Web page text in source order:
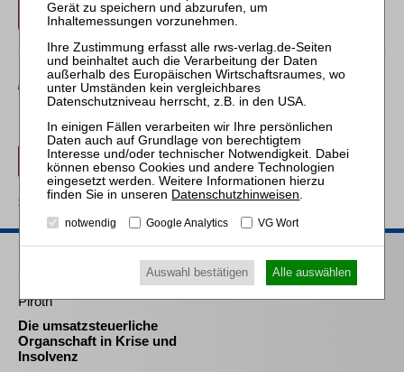
Beitrag für 21,90 € inkl. 7 % MwSt. kaufen
PayPal .
Beitrag für 21,90 € inkl. 7 % MwSt. kaufen
zurück
Passende Bücher
Piroth
Die umsatzsteuerliche
Organschaft in Krise und
Insolvenz
Datenschutzhinweisen.
notwendig Google Analytics VG Wort
Auswahl bestätigen Alle auswählen